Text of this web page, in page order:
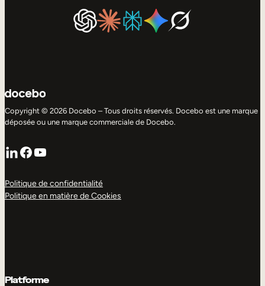
Copyright © 2026 Docebo – Tous droits réservés. Docebo est une marque
déposée ou une marque commerciale de Docebo.
LinkedIn
Facebook
YouTube
Politique de confidentialité
Politique en matière de Cookies
Platforme